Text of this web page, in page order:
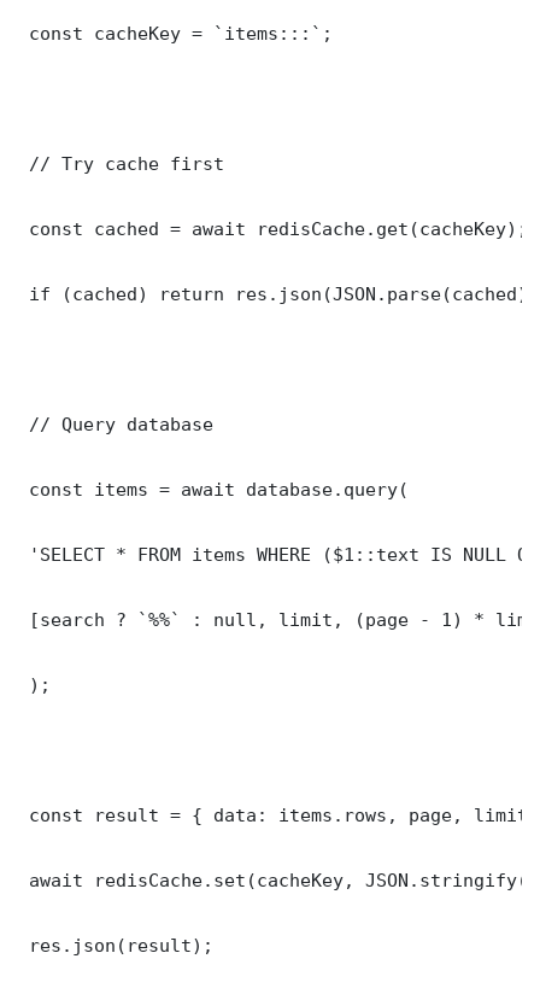
const cacheKey = `items:::`;
// Try cache first
const cached = await redisCache.get(cacheKey);
if (cached) return
// Query database
const items = await database.query(
'SELECT * FROM items WHERE ($1::text IS NULL
[search ? `%%` : null, limit, (page - 1) *
);
const result = { data: items.rows, page,
await redisCache.set(cacheKey,
res.json(result);